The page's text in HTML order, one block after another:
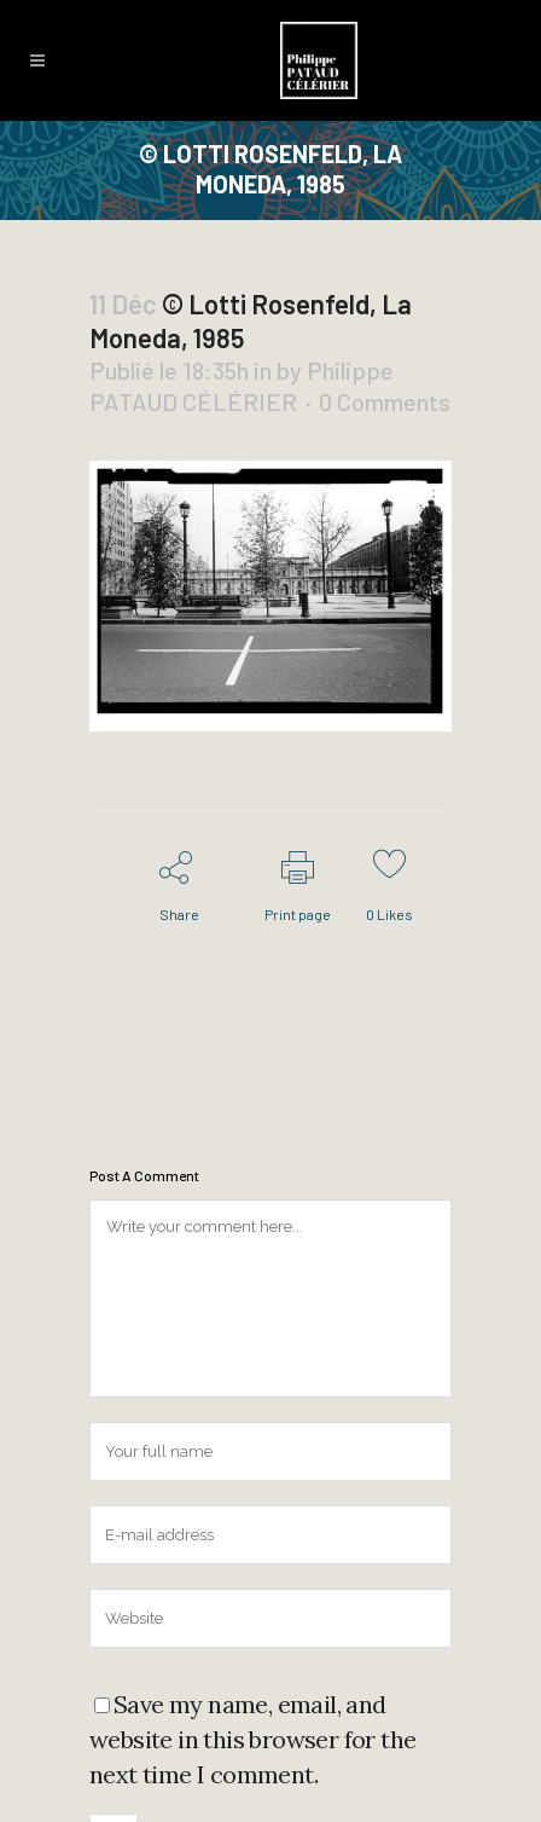
© LOTTI ROSENFELD, LA
MONEDA, 1985
11 Déc © Lotti Rosenfeld, La
Moneda, 1985
Publié le 18:35h in by Philippe
PATAUD CÉLÉRIER
0 Comments
Share Print page 0 Likes
Post A Comment
Save my name, email, and
website in this browser for the
next time I comment.